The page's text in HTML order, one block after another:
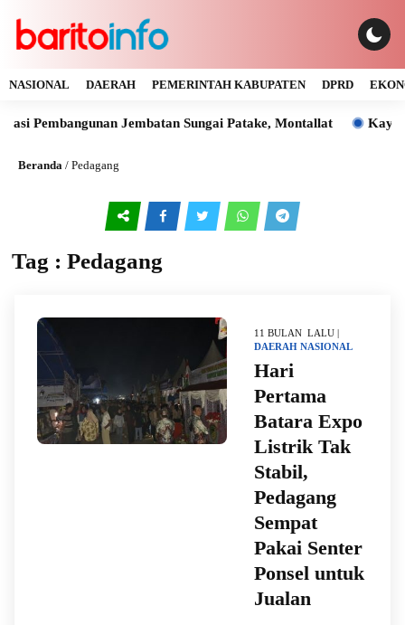
NASIONAL DAERAH PEMERINTAH KABUPATEN DPRD
Pembangunan Jembatan Sungai Patake, Montallat Kaya
Beranda / Pedagang
Tag : Pedagang
11 BULAN LALU |
DAERAH NASIONAL
Hari
Pertama
Batara Expo
Listrik Tak
Stabil,
Pedagang
Sempat
Pakai Senter
Ponsel untuk
Jualan